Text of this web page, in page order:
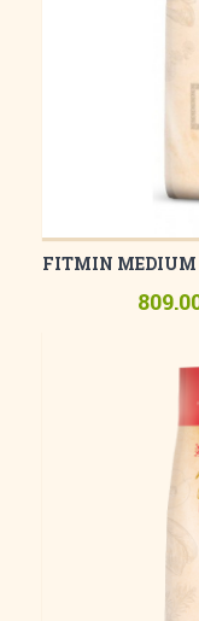
FITMIN MEDIUM